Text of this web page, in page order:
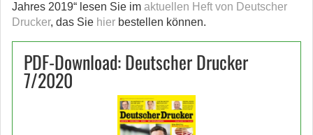
Jahres 2019“ lesen Sie im aktuellen Heft von Deutscher
Drucker, das Sie hier bestellen können.
PDF-Download: Deutscher Drucker
7/2020